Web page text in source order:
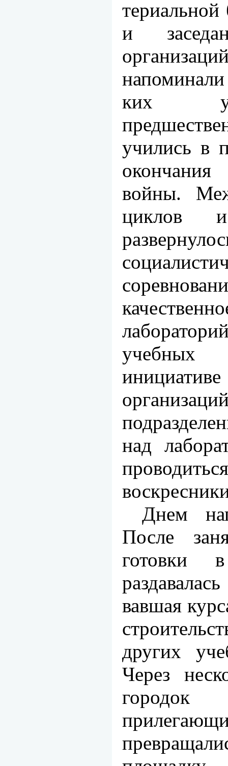
и
ких
учились в
войны.
циклов и
над
Днем
После
готовки в
вавшая
других
Через